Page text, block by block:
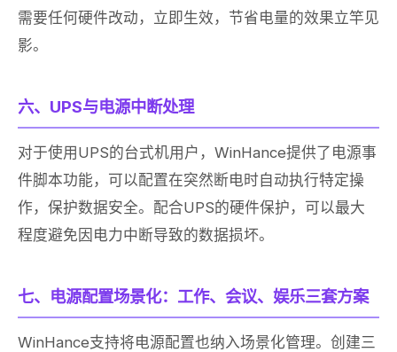
需要任何硬件改动，立即生效，节省电量的效果立竿见
影。
六、UPS与电源中断处理
对于使用UPS的台式机用户，WinHance提供了电源事
件脚本功能，可以配置在突然断电时自动执行特定操
作，保护数据安全。配合UPS的硬件保护，可以最大
程度避免因电力中断导致的数据损坏。
七、电源配置场景化：工作、会议、娱乐三套方案
WinHance支持将电源配置也纳入场景化管理。创建三